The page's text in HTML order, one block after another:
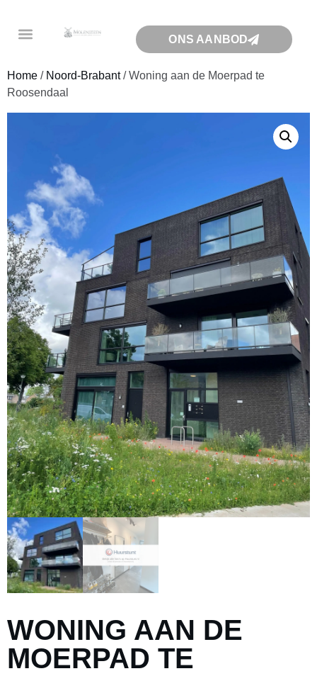
ONS AANBOD
Home / Noord-Brabant/ Woning aan de Moerpad te
Roosendaal
WONING AAN DE
MOERPAD TE